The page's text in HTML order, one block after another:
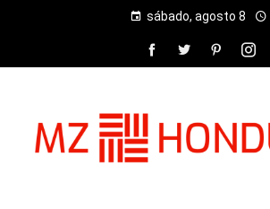
sábado, agosto 8